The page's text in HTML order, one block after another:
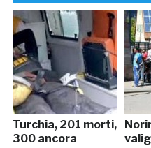
Turchia, 201 morti,
300 ancora